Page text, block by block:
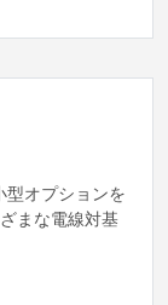
型オプションを
まな電線対基